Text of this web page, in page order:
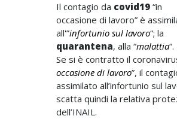
Il contagio da covid19 “in
occasione di lavoro” è
all'”infortunio sul lavoro“; la
quarantena, alla “malattia“.
Se si è contratto il
occasione di lavoro”, il
assimilato all’infortunio sul
scatta quindi la relativa
dell’INAIL.